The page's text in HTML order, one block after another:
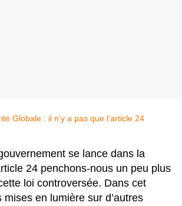
se lance dans la
24 penchons-nous un peu plus
loi controversée. Dans cet
en lumière sur d’autres